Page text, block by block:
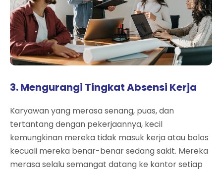
3. Mengurangi Tingkat Absensi Kerja
Karyawan yang merasa senang, puas, dan
tertantang dengan pekerjaannya, kecil
kemungkinan mereka tidak masuk kerja atau bolos
kecuali mereka benar-benar sedang sakit. Mereka
merasa selalu semangat datang ke kantor setiap